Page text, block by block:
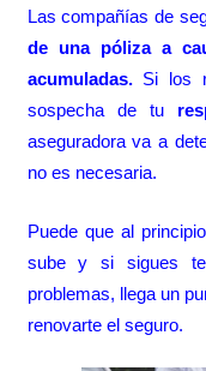
Las compañías de
de una póliza a
acumuladas. Si los
sospecha de tu
aseguradora va a
no es necesaria.
Puede que al
sube y si sigues
problemas, llega un
renovarte el seguro.